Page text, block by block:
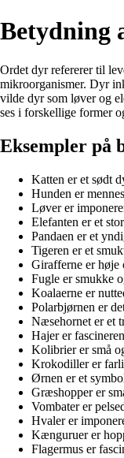
Betydning
Ordet dyr refererer til
mikroorganismer. Dyr
vilde dyr som løver og
ses i forskellige former
Eksempler på
Katten er et sødt
Hunden er
Løver er
Elefanten er et
Pandaen er et
Tigeren er et
Girafferne er høje
Fugle er smukke
Koalaerne er
Polarbjørnen er
Næsehornet er et
Hajer er
Kolibrier er små
Krokodiller er
Ørnen er et
Græshopper er
Vombater er
Hvaler er
Kænguruer er
Flagermus er